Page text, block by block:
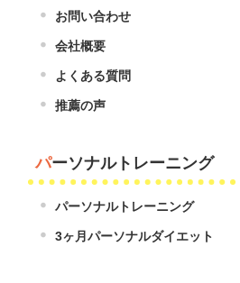
お問い合わせ
会社概要
よくある質問
推薦の声
パーソナルトレーニング
パーソナルトレーニング
3ヶ月パーソナルダイエット